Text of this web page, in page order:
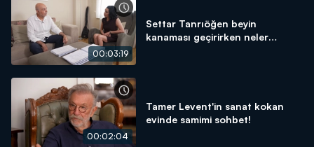
00:03:19
Settar Tanrıöğen beyin
kanaması geçirirken neler
00:02:04
Tamer Levent'in sanat kokan
evinde samimi sohbet!